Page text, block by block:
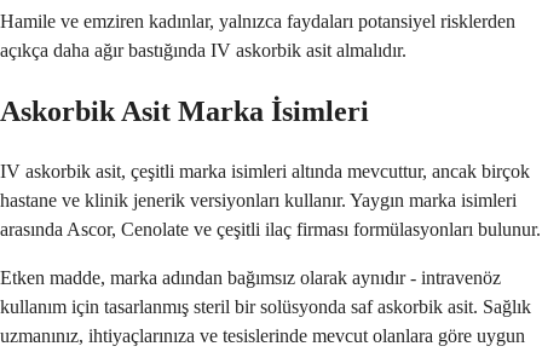
Hamile ve emziren kadınlar, yalnızca faydaları potansiyel risklerden
açıkça daha ağır bastığında IV askorbik asit almalıdır.
Askorbik Asit Marka İsimleri
IV askorbik asit, çeşitli marka isimleri altında mevcuttur, ancak birçok
hastane ve klinik jenerik versiyonları kullanır. Yaygın marka isimleri
arasında Ascor, Cenolate ve çeşitli ilaç firması formülasyonları bulunur.
Etken madde, marka adından bağımsız olarak aynıdır - intravenöz
kullanım için tasarlanmış steril bir solüsyonda saf askorbik asit. Sağlık
uzmanınız, ihtiyaçlarınıza ve tesislerinde mevcut olanlara göre uygun